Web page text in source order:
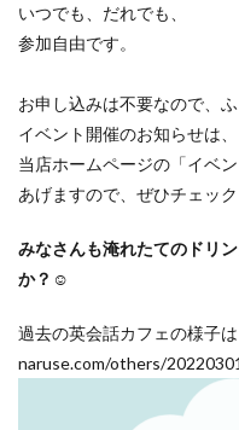
いつでも、だれでも、
参加自由です。
お申し込みは不要なので、
イベント開催のお知らせは、
当店ホームページの「イベ
あげますので、ぜひチェック
みなさんも淹れたてのドリ
か？☺
過去の英会話カフェの様子
naruse.com/others/